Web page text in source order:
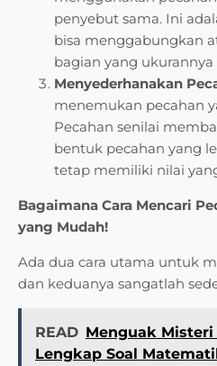
penyebut sama. Ini
bisa menggabungkan
bagian yang ukurannya
Menyederhanakan
menemukan pecahan
Pecahan senilai
bentuk pecahan yang
tetap memiliki nilai
Bagaimana Cara Mencari
yang Mudah!
Ada dua cara utama untuk
dan keduanya sangatlah
READ Menguak
Lengkap Soal